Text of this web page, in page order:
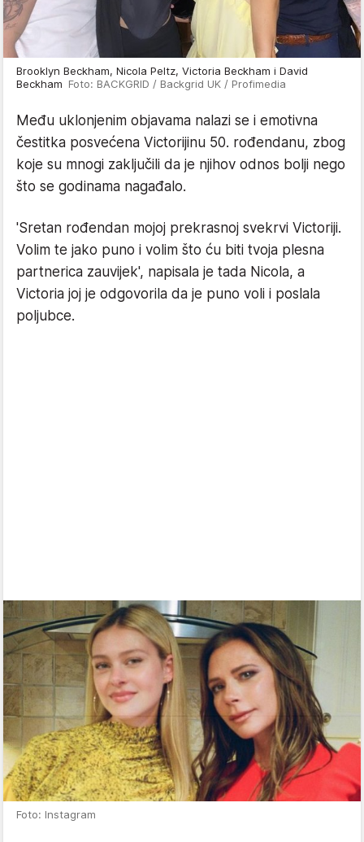
Brooklyn Beckham, Nicola Peltz, Victoria Beckham i David
Beckham Foto: BACKGRID / Backgrid UK / Profimedia
Među uklonjenim objavama nalazi se i emotivna
čestitka posvećena Victorijinu 50. rođendanu, zbog
koje su mnogi zaključili da je njihov odnos bolji nego
što se godinama nagađalo.
'Sretan rođendan mojoj prekrasnoj svekrvi Victoriji.
Volim te jako puno i volim što ću biti tvoja plesna
partnerica zauvijek', napisala je tada Nicola, a
Victoria joj je odgovorila da je puno voli i poslala
poljubce.
Foto: Instagram